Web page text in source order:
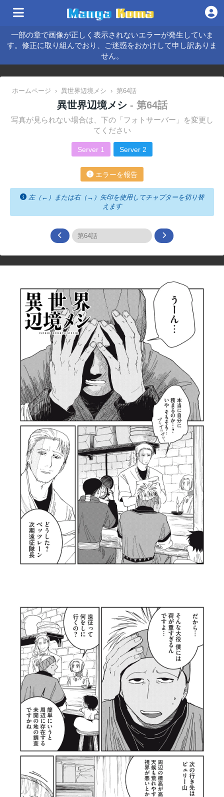
一部の章で画像が正しく表示されないエラーが発生していま
す。修正に取り組んでおり、ご迷惑をおかけして申し訳ありま
せん。
ホームページ › 異世界辺境メシ › 第64話
異世界辺境メシ - 第64話
写真が見られない場合は、下の「フォトサーバー」を変更し
てください
Server 1 Server 2
エラーを報告
左（←）または右（→）矢印を使用してチャプターを切り替
えます